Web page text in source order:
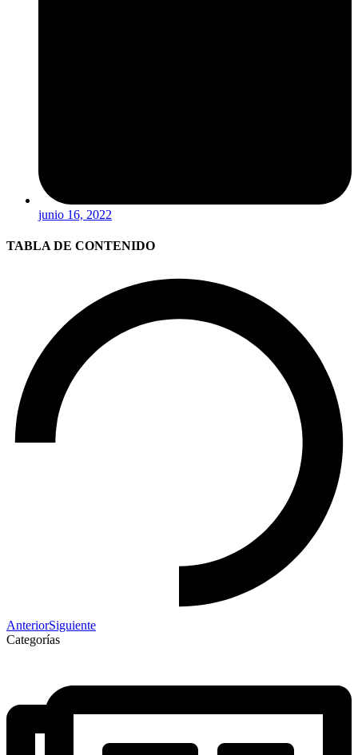
junio 16, 2022
TABLA DE CONTENIDO
AnteriorSiguiente
Categorías